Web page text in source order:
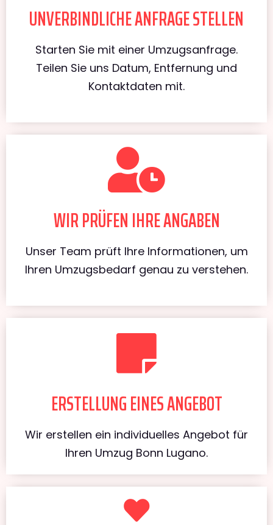
UNVERBINDLICHE ANFRAGE STELLEN
Starten Sie mit einer Umzugsanfrage.
Teilen Sie uns Datum, Entfernung und
Kontaktdaten mit.
WIR PRÜFEN IHRE ANGABEN
Unser Team prüft Ihre Informationen, um
Ihren Umzugsbedarf genau zu verstehen.
ERSTELLUNG EINES ANGEBOT
Wir erstellen ein individuelles Angebot für
Ihren Umzug Bonn Lugano.